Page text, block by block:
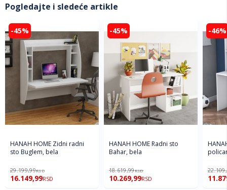
Pogledajte i sledeće artikle
-45%
HANAH HOME Zidni radni
sto Buglem, bela
29.199,99RSD
16.149,99RSD
-45%
HANAH HOME Radni sto
Bahar, bela
18.619,99RSD
10.269,99RSD
-46%